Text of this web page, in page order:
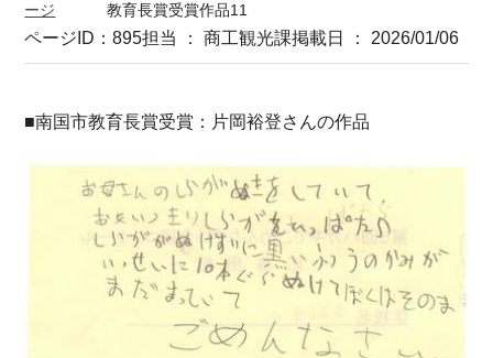
ージ
教育長賞受賞作品11
ページID：895担当 ： 商工観光課掲載日 ： 2026/01/06
■南国市教育長賞受賞：片岡裕登さんの作品